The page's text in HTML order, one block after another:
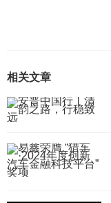
相关文章